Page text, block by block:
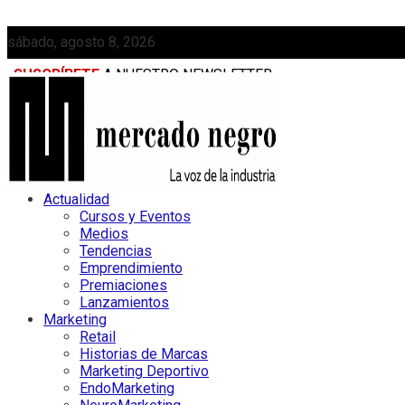
sábado, agosto 8, 2026
SUSCRÍBETE A NUESTRO NEWSLETTER
MEDIAKIT
Actualidad
Cursos y Eventos
Medios
Tendencias
Emprendimiento
Premiaciones
Lanzamientos
Marketing
Retail
Historias de Marcas
Marketing Deportivo
EndoMarketing